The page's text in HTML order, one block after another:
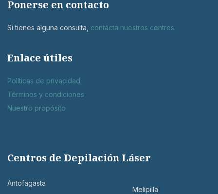
Ponerse en contacto
Si tienes alguna consulta, contácta nuestros centros.
Enlace útiles
Políticas de privacidad
Términos y condiciones
Nuestro propósito
Centros de Depilación Láser
Antofagasta
Melipilla